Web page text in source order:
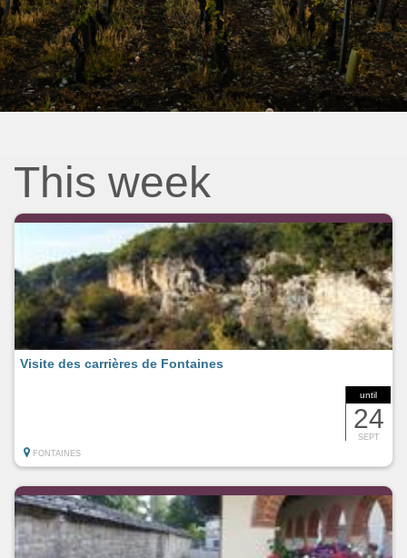
This week
until
24
SEPT
Visite des carrières de Fontaines
FONTAINES